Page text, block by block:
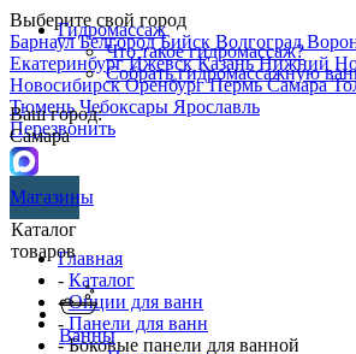
Выберите свой город
БарнаулБелгородБийск Волгоград
ЕкатеринбургИжевскКазаньНижний
НовосибирскОренбургПермьСамара
ТюменьЧебоксары Ярославль
Перезвонить
Гидромассаж
Что такое гидромассаж?
Собрать гидромассажную
Ваш город:
Самара
Магазины
Каталог
товаров
Ванны
Главная
- Каталог
-Опции для ванн
- Панели для ванн
- Боковые панели для ванной